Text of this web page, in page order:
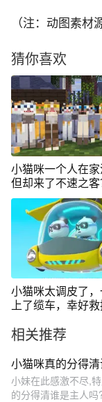
（注：动图素材
猜你喜欢
小猫咪一个人在家
但却来了不速之客
小猫咪太调皮了
上了缆车，幸好
相关推荐
小猫咪真的分得清
小妹在此感激不尽,
的分得清谁是主人